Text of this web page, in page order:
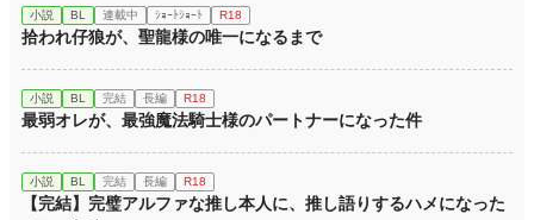
小説 BL 連載中 ｼｮｰﾄｼｮｰﾄ R18
拾われ仔狼が、聖龍様の唯一になるまで
小説 BL 完結 長編 R18
最弱オレが、最強魔法騎士様のパートナーになった件
小説 BL 完結 長編 R18
【完結】完璧アルファな推し本人に、推し語りするハメになった